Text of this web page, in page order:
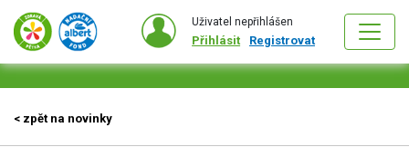
Uživatel nepřihlášen
Přihlásit Registrovat
< zpět na novinky